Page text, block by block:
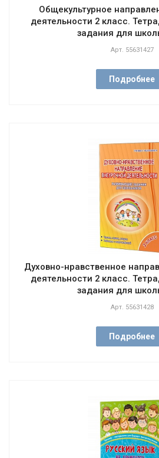
Общекультурное
деятельности 2 класс.
задания для
Арт. 55631427
Подробнее
Духовно-нравственное
деятельности 2 класс.
задания для
Арт. 55631428
Подробнее